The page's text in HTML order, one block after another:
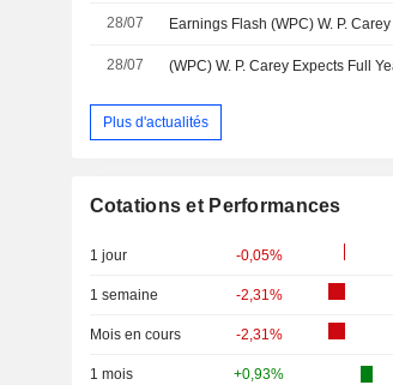
28/07
28/07
Plus d'actualités
Cotations et Performances
1 jour -0,05%
1 semaine -2,31%
Mois en cours -2,31%
1 mois +0,93%